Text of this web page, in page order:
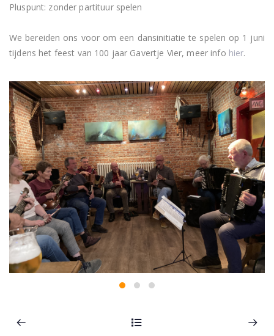
Pluspunt: zonder partituur spelen
We bereiden ons voor om een dansinitiatie te spelen op 1 juni
tijdens het feest van 100 jaar Gavertje Vier, meer info hier.